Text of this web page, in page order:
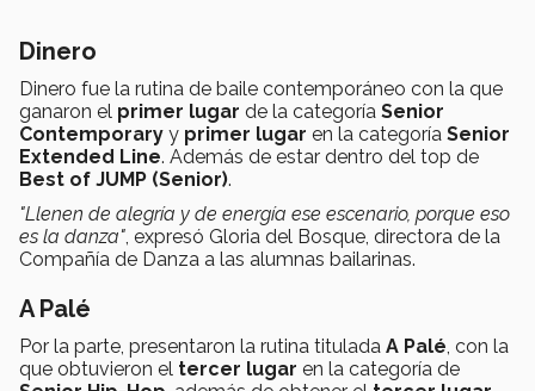
Dinero
Dinero fue la rutina de baile contemporáneo con la que
ganaron el primer lugar de la categoría Senior
Contemporary y primer lugar en la categoría Senior
Extended Line. Además de estar dentro del top de
Best of JUMP (Senior).
"Llenen de alegría y de energía ese escenario, porque eso
es la danza", expresó Gloria del Bosque, directora de la
Compañía de Danza a las alumnas bailarinas.
A Palé
Por la parte, presentaron la rutina titulada A Palé, con la
que obtuvieron el tercer lugar en la categoría de